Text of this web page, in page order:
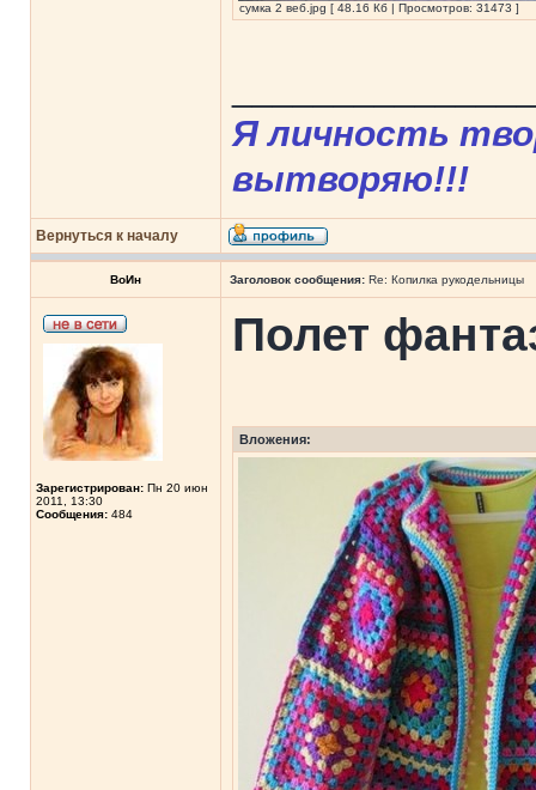
сумка 2 веб.jpg [ 48.16 Кб | Просмотров: 31473 ]
Я личность
вытворяю!!!
Вернуться к началу
ВоИн Заголовок сообщения: Re: Копилка рукодельницы
Зарегистрирован: Пн 20 июн
2011, 13:30
Сообщения: 484
Полет
Вложения: